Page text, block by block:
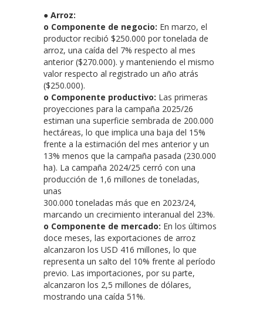
● Arroz:
o Componente de negocio: En marzo, el
productor recibió $250.000 por tonelada de
arroz, una caída del 7% respecto al mes
anterior ($270.000). y manteniendo el mismo
valor respecto al registrado un año atrás
($250.000).
o Componente productivo: Las primeras
proyecciones para la campaña 2025/26
estiman una superficie sembrada de 200.000
hectáreas, lo que implica una baja del 15%
frente a la estimación del mes anterior y un
13% menos que la campaña pasada (230.000
ha). La campaña 2024/25 cerró con una
producción de 1,6 millones de toneladas,
unas
300.000 toneladas más que en 2023/24,
marcando un crecimiento interanual del 23%.
o Componente de mercado: En los últimos
doce meses, las exportaciones de arroz
alcanzaron los USD 416 millones, lo que
representa un salto del 10% frente al período
previo. Las importaciones, por su parte,
alcanzaron los 2,5 millones de dólares,
mostrando una caída 51%.